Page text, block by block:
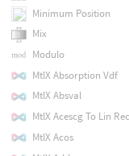
Minimum Position
Mix
Modulo
MtlX Absorption Vdf
MtlX Absval
MtlX Acescg To Lin
MtlX Acos